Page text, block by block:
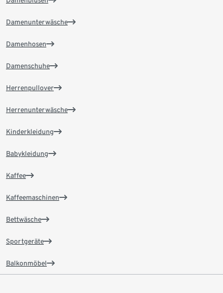
Damenunterwäsche
Damenhosen
Damenschuhe
Herrenpullover
Herrenunterwäsche
Kinderkleidung
Babykleidung
Kaffee
Kaffeemaschinen
Bettwäsche
Sportgeräte
Balkonmöbel